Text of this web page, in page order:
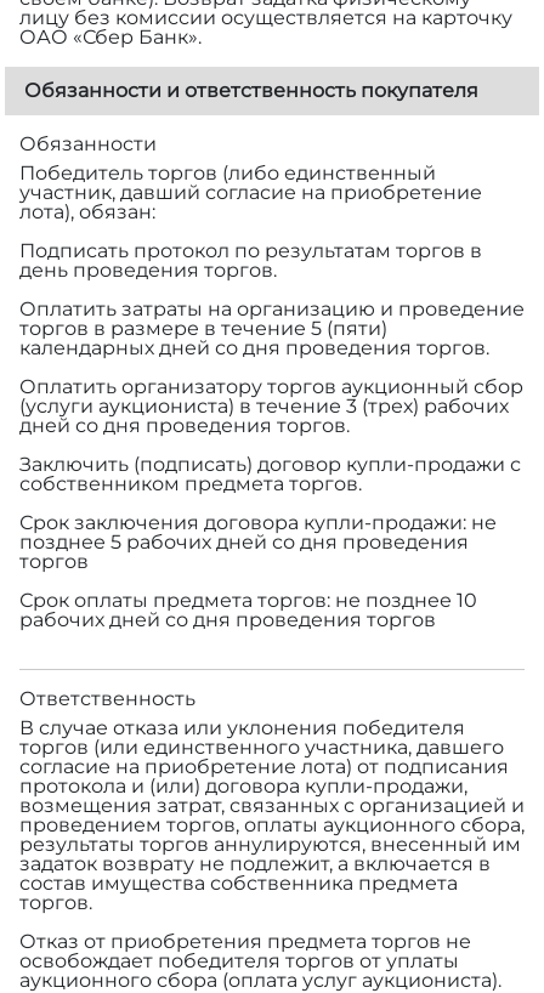
лицу без комиссии осуществляется на карточку
ОАО «Сбер Банк».
Обязанности и ответственность покупателя
Обязанности
Победитель торгов (либо единственный
участник, давший согласие на приобретение
лота), обязан:
Подписать протокол по результатам торгов в
день проведения торгов.
Оплатить затраты на организацию и проведение
торгов в размере в течение 5 (пяти)
календарных дней со дня проведения торгов.
Оплатить организатору торгов аукционный сбор
(услуги аукциониста) в течение 3 (трех) рабочих
дней со дня проведения торгов.
Заключить (подписать) договор купли-продажи с
собственником предмета торгов.
Срок заключения договора купли-продажи: не
позднее 5 рабочих дней со дня проведения
торгов
Срок оплаты предмета торгов: не позднее 10
рабочих дней со дня проведения торгов
Ответственность
В случае отказа или уклонения победителя
торгов (или единственного участника, давшего
согласие на приобретение лота) от подписания
протокола и (или) договора купли-продажи,
возмещения затрат, связанных с организацией и
проведением торгов, оплаты аукционного сбора,
результаты торгов аннулируются, внесенный им
задаток возврату не подлежит, а включается в
состав имущества собственника предмета
торгов.
Отказ от приобретения предмета торгов не
освобождает победителя торгов от уплаты
аукционного сбора (оплата услуг аукциониста).